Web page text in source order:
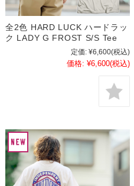
全2色 HARD LUCK ハードラッ
ク LADY G FROST S/S Tee
定価: ¥6,600(税込)
価格: ¥6,600(税込)